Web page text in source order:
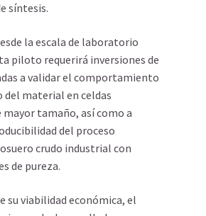
síntesis.
la escala de laboratorio
piloto requerirá inversiones de
a validar el comportamiento
material en celdas
mayor tamaño, así como a
del proceso
crudo industrial con
de pureza.
su viabilidad económica, el